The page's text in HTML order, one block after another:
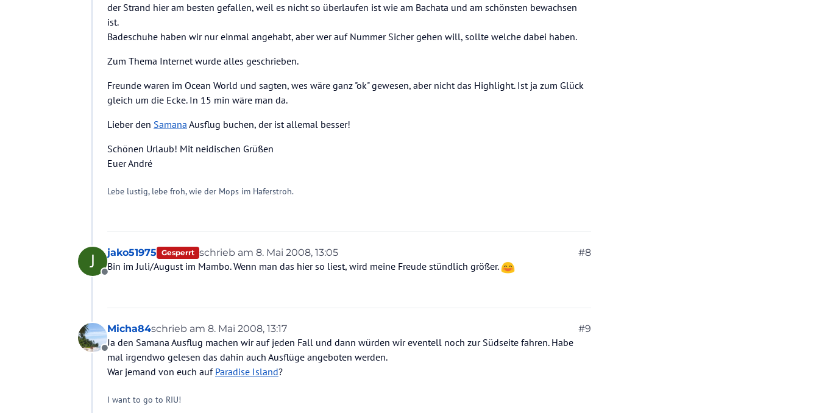
der Strand hier am besten gefallen, weil es nicht so überlaufen ist wie am Bachata und am schönsten bewachsen
ist.
Badeschuhe haben wir nur einmal angehabt, aber wer auf Nummer Sicher gehen will, sollte welche dabei haben.
Zum Thema Internet wurde alles geschrieben.
Freunde waren im Ocean World und sagten, wes wäre ganz "ok" gewesen, aber nicht das Highlight. Ist ja zum Glück
gleich um die Ecke. In 15 min wäre man da.
Lieber den Samana Ausflug buchen, der ist allemal besser!
Schönen Urlaub! Mit neidischen Grüßen
Euer André
Lebe lustig, lebe froh, wie der Mops im Haferstroh.
J
Offline
jako51975 Gesperrt schrieb am 8. Mai 2008, 13:05
zuletzt editiert von #8
Bin im Juli/August im Mambo. Wenn man das hier so liest, wird meine Freude stündlich größer.
Offline
Micha84schrieb am 8. Mai 2008, 13:17
zuletzt editiert von #9
Ja den Samana Ausflug machen wir auf jeden Fall und dann würden wir eventell noch zur Südseite fahren. Habe
mal irgendwo gelesen das dahin auch Ausflüge angeboten werden.
War jemand von euch auf Paradise Island?
I want to go to RIU!